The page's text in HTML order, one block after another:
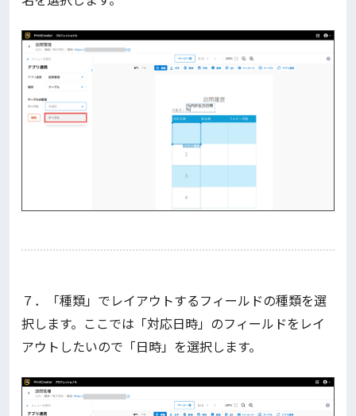
７．「種類」でレイアウトするフィールドの種類を選
択します。ここでは「対応日時」のフィールドをレイ
アウトしたいので「日時」を選択します。